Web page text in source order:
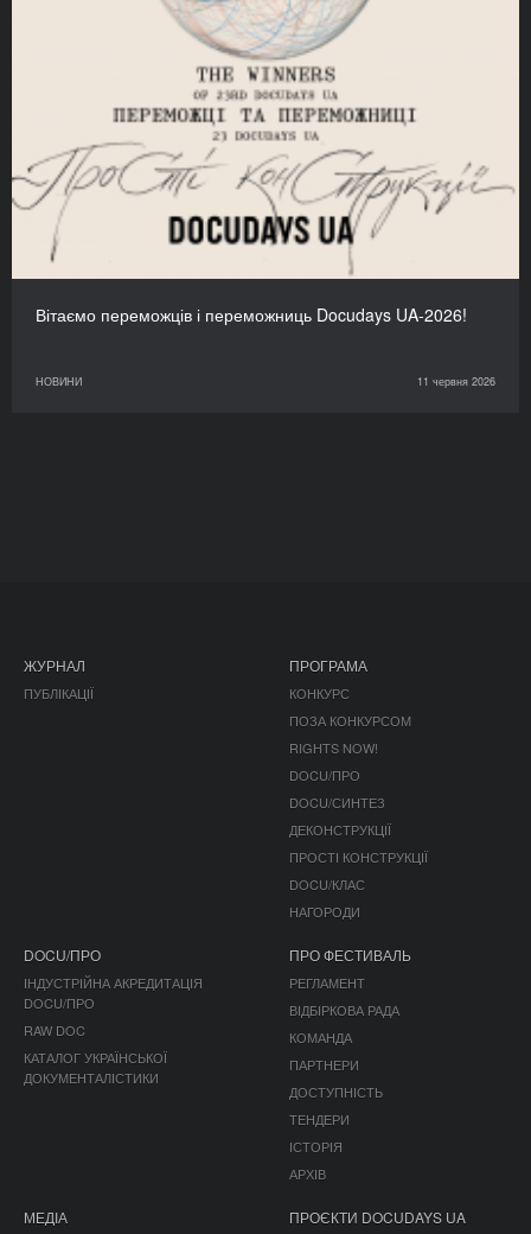
Вітаємо переможців і переможниць Docudays UA-2026!
НОВИНИ 11 червня 2026
ЖУРНАЛ
ПУБЛІКАЦІЇ
ПРОГРАМА
КОНКУРС
ПОЗА КОНКУРСОМ
RIGHTS NOW!
DOCU/ПРО
DOCU/СИНТЕЗ
ДЕКОНСТРУКЦІЇ
ПРОСТІ КОНСТРУКЦІЇ
DOCU/КЛАС
НАГОРОДИ
DOCU/ПРО
ІНДУСТРІЙНА АКРЕДИТАЦІЯ
DOCU/ПРО
RAW DOC
КАТАЛОГ УКРАЇНСЬКОЇ
ДОКУМЕНТАЛІСТИКИ
ПРО ФЕСТИВАЛЬ
РЕГЛАМЕНТ
ВІДБІРКОВА РАДА
КОМАНДА
ПАРТНЕРИ
ДОСТУПНІСТЬ
ТЕНДЕРИ
ІСТОРІЯ
АРХІВ
МЕДІА ПРОЄКТИ DOCUDAYS UA